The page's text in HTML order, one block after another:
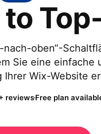
oben“-
Sie eine einfache
Wix-Website
reviewsFree plan